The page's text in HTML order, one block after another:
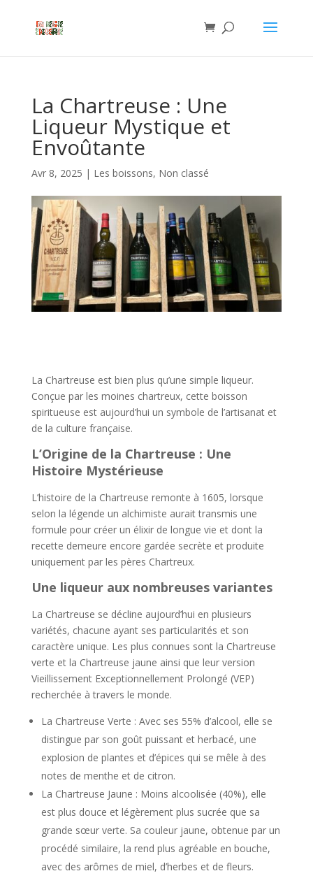
La Chartreuse : Une
Liqueur Mystique et
Envoûtante
Avr 8, 2025 | Les boissons, Non classé
La Chartreuse est bien plus qu’une simple liqueur.
Conçue par les moines chartreux, cette boisson
spiritueuse est aujourd’hui un symbole de l’artisanat et
de la culture française.
L’Origine de la Chartreuse : Une
Histoire Mystérieuse
L’histoire de la Chartreuse remonte à 1605, lorsque
selon la légende un alchimiste aurait transmis une
formule pour créer un élixir de longue vie et dont la
recette demeure encore gardée secrète et produite
uniquement par les pères Chartreux.
Une liqueur aux nombreuses variantes
La Chartreuse se décline aujourd’hui en plusieurs
variétés, chacune ayant ses particularités et son
caractère unique. Les plus connues sont la Chartreuse
verte et la Chartreuse jaune ainsi que leur version
Vieillissement Exceptionnellement Prolongé (VEP)
recherchée à travers le monde.
La Chartreuse Verte : Avec ses 55% d’alcool, elle se
distingue par son goût puissant et herbacé, une
explosion de plantes et d’épices qui se mêle à des
notes de menthe et de citron.
La Chartreuse Jaune : Moins alcoolisée (40%), elle
est plus douce et légèrement plus sucrée que sa
grande sœur verte. Sa couleur jaune, obtenue par un
procédé similaire, la rend plus agréable en bouche,
avec des arômes de miel, d’herbes et de fleurs.